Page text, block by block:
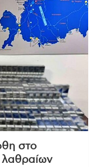
στο
λαθραίων